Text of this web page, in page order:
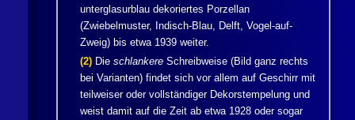
unterglasurblau dekoriertes Porzellan
(Zwiebelmuster, Indisch-Blau, Delft, Vogel-auf-
Zweig) bis etwa 1939 weiter.
(2) Dieschlankere Schreibweise (Bild ganz rechts
bei Varianten) findet sich vor allem auf Geschirr mit
teilweiser oder vollständiger Dekorstempelung und
weist damit auf die Zeit ab etwa 1928 oder sogar